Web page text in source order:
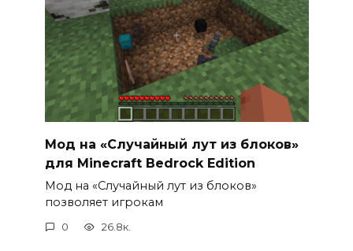
Мод на «Случайный лут из блоков»
для Minecraft Bedrock Edition
Мод на «Случайный лут из блоков»
позволяет игрокам
0 26.8к.